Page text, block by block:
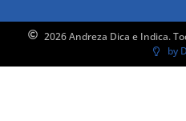
2026 Andreza Dica e Indica.
by